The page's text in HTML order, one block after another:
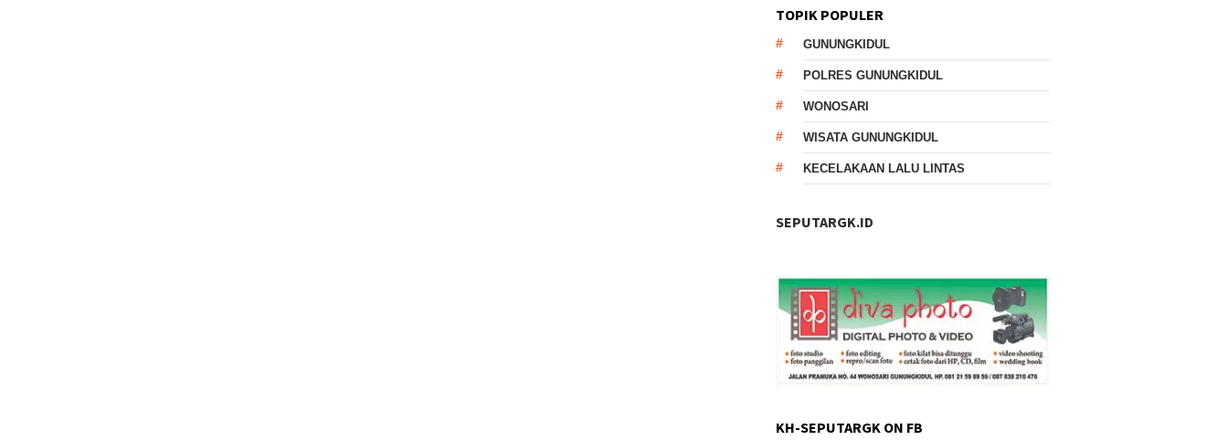
TOPIK POPULER
GUNUNGKIDUL
POLRES GUNUNGKIDUL
WONOSARI
WISATA GUNUNGKIDUL
KECELAKAAN LALU LINTAS
SEPUTARGK.ID
KH-SEPUTARGK ON FB